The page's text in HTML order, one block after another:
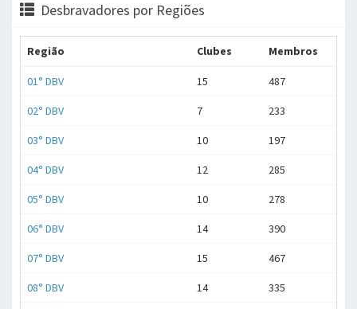
Desbravadores por Regiões
Região Clubes Membros
01° DBV 15 487
02° DBV 7 233
03° DBV 10 197
04° DBV 12 285
05° DBV 10 278
06° DBV 14 390
07° DBV 15 467
08° DBV 14 335